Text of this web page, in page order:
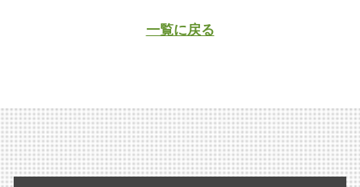
一覧に戻る